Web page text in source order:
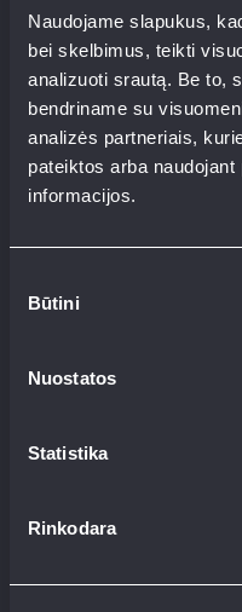
Naudojame slapukus,
bei skelbimus, teikti
analizuoti srautą. Be to,
bendriname su
analizės partneriais,
pateiktos arba
informacijos.
pasirinkimas
Būtini
Nuostatos
Statistika
Rinkodara